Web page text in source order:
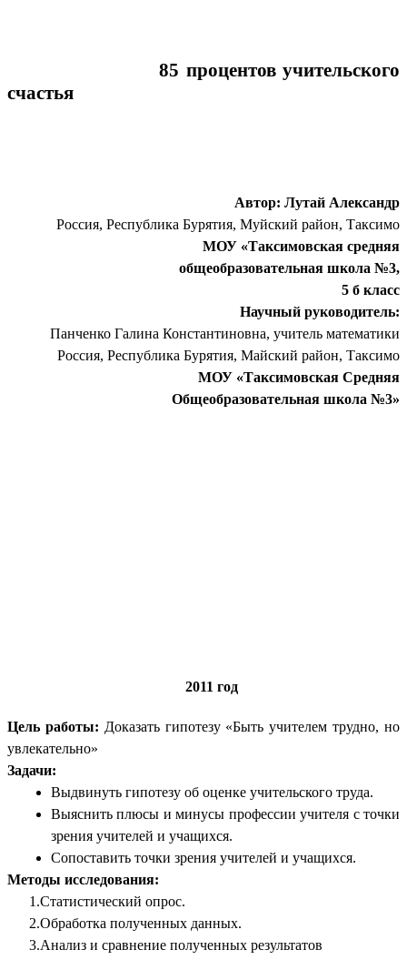
85 процентов учительского
счастья
Автор: Лутай Александр
Россия, Республика Бурятия, Муйский район, Таксимо
МОУ «Таксимовская средняя
общеобразовательная школа №3,
5 б класс
Научный руководитель:
Панченко Галина Константиновна, учитель математики
Россия, Республика Бурятия, Майский район, Таксимо
МОУ «Таксимовская Средняя
Общеобразовательная школа №3»
2011 год
Цель работы: Доказать гипотезу «Быть учителем трудно, но
увлекательно»
Задачи:
Выдвинуть гипотезу об оценке учительского труда.
Выяснить плюсы и минусы профессии учителя с точки
зрения учителей и учащихся.
Сопоставить точки зрения учителей и учащихся.
Методы исследования:
1.Статистический опрос.
2.Обработка полученных данных.
3.Анализ и сравнение полученных результатов